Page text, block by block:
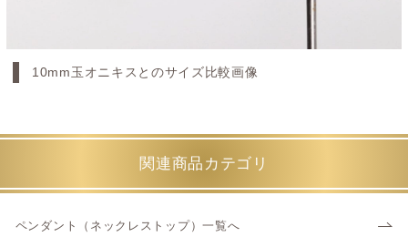
10mm玉オニキスとのサイズ比較画像
関連商品カテゴリ
ペンダント（ネックレストップ）一覧へ